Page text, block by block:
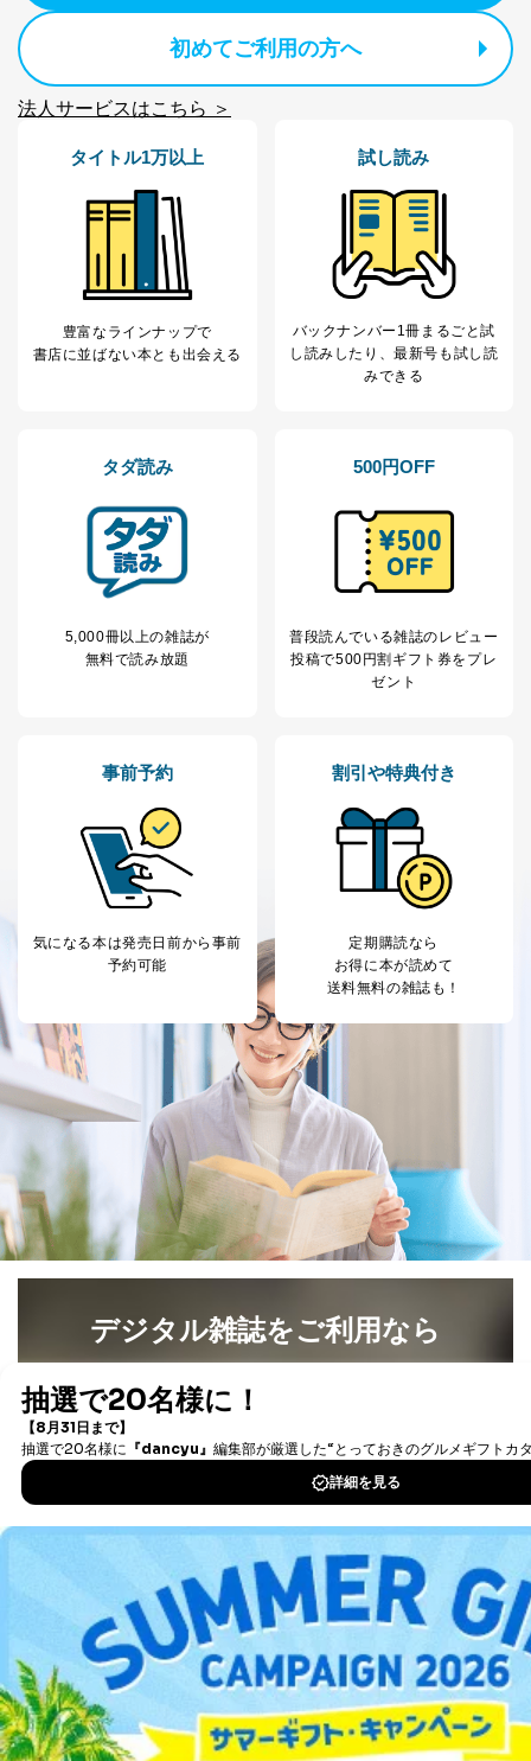
FAX：03-5459-7073
改訂：2025年2月20日
株式会社富士山マガジンサービス
代表取締役会長 西野 伸一郎
個人情報の取扱いについて
１．個人情報保護管理者
当社は以下の個人情報保護管理者を設置し、個人情報保
護管理者の責任のもと、個人情報を取得・アクセス・利
用・提供・管理いたします。
個人情報保護管理者: 経営管理グループディレクター 前
田 嘉也
２．利用目的
当社が取り扱う開示対象個人情報の利用目的は次のとお
りです。
の方の個人情報
購入商品の配送のため
商品代金回収のため
ｅメール等による商品、サービ
個人が特定できない形で取得した
閲覧履歴や購買履歴等の情報を分
析して、趣味・嗜好に
応じた新商品・サービスに関する
当社にお問合わせ
いただいた方の個
お問い合わせ対応、トラブル対
処、オペレーター教育など応対品
3
Aサービス利用者
カスタマーQ＆Aサイトの投稿内容
の確認のため
ｅメール等によるカスタマーQ＆A
サイトのサービス内容のご案内の
ため
ｅメール等による商品、サービ
ス、キャンペーン等の広告に関す
るご案内のため
採用応募者の方の
採用選考、ご連絡のため
5
当社の従業者の個
人情報
人事、総務などの雇用管理等のた
め
パートナー（提携
企業）からの委託
により当社の
定期購読サービス
個人情報
購入商品配送のため
提携企業及びお客様がご購入され
た商品の発売元企業からのｅメー
ル等による商品、
に関するご案内のため
7
SNS公式アカウン
トに登録された方
の個人情報
お問い合わせ対応、トラブル対
質向上のため
その他当社のプライバシーポリシ
ー等にて公表する利用目的達成の
ため
※上記の利用目的のうちNo.1～5については保有個人デ
ータ（開示対象個人情報）の利用目的であり、下記4.の
開示等のご請求に対応させていただきます。
なお、6、7については、パートナー（提携企業）様又は
各SNS運営会社様にご請求いただきますようお願い致し
ます。
３．個人情報の第三者提供について
当社は、取得した個人情報を適切に管理し､あらかじめ
初めてご利用の方へ
法人サービスはこちら ＞
タイトル1万以上
豊富なラインナップで
書店に並ばない本とも出会える
試し読み
バックナンバー1冊まるごと試
し読み したり、最新号も試し読
みできる
タダ読み
5,000冊以上の雑誌が
無料で読み放題
500円OFF
普段読んでいる雑誌のレビュー
投稿で500円割ギフト券をプレ
ゼント
事前予約
気になる本は発売日前から事前
予約可能
割引や特典付き
定期購読なら
お得に本が読めて
送料無料の雑誌も！
デジタル雑誌をご利用なら
書籍）が無料で読み放題！
DOWNLOAD FOR IOS
DOWNLOAD FOR ANDROID
ご利用方法はこちら
総合案内